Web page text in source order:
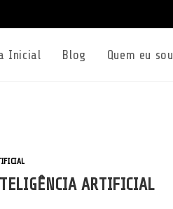
Inicial Blog Quem eu sou
ARTIFICIAL